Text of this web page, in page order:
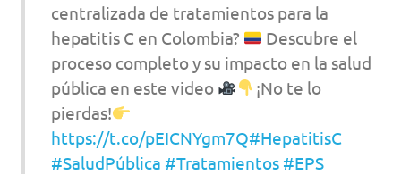
centralizada de tratamientos para la
hepatitis C en Colombia?
Descubre el
proceso completo y su impacto en la salud
pública en este video
¡No te lo
pierdas!
https://t.co/pEICNYgm7Q#HepatitisC
#SaludPública #Tratamientos #EPS